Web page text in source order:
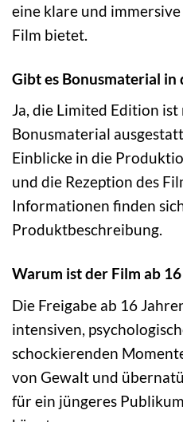
eine klare und
Film bietet.
Gibt es Bonusmaterial in
Ja, die Limited Edition
Bonusmaterial
Einblicke in die
und die Rezeption des
Informationen finden
Produktbeschreibung.
Warum ist der Film ab
Die Freigabe ab 16
intensiven,
schockierenden
von Gewalt und
für ein jüngeres